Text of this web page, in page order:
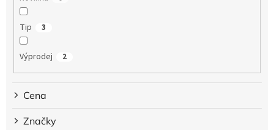
Tip 3
Výprodej 2
Cena
Značky